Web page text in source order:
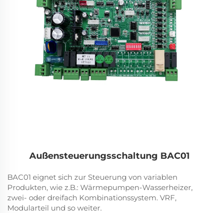
Außensteuerungsschaltung BAC01
BAC01 eignet sich zur Steuerung von variablen
Produkten, wie z.B.: Wärmepumpen-Wasserheizer,
zwei- oder dreifach Kombinationssystem. VRF,
Modularteil und so weiter.